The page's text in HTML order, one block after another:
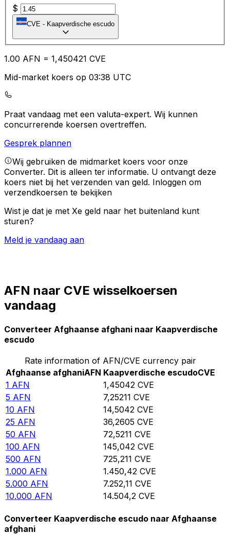
$
CVE - Kaapverdische escudo
1.00 AFN = 1,450421 CVE
Mid-market koers op 03:38 UTC
Praat vandaag met een valuta-expert. Wij kunnen
concurrerende koersen overtreffen.
Gesprek plannen
Wij gebruiken de midmarket koers voor onze
Converter. Dit is alleen ter informatie. U ontvangt deze
koers niet bij het verzenden van geld. Inloggen om
verzendkoersen te bekijken
Wist je dat je met Xe geld naar het buitenland kunt
sturen?
Meld je vandaag aan
AFN naar CVE wisselkoersen
vandaag
Converteer Afghaanse afghani naar Kaapverdische
escudo
Rate information of AFN/CVE currency pair
Afghaanse afghaniAFN Kaapverdische escudoCVE
1 AFN 1,45042 CVE
5 AFN 7,25211 CVE
10 AFN 14,5042 CVE
25 AFN 36,2605 CVE
50 AFN 72,5211 CVE
100 AFN 145,042 CVE
500 AFN 725,211 CVE
1.000 AFN 1.450,42 CVE
5.000 AFN 7.252,11 CVE
10.000 AFN 14.504,2 CVE
Converteer Kaapverdische escudo naar Afghaanse
afghani